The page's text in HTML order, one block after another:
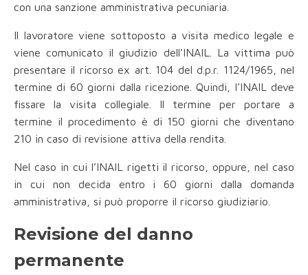
con una sanzione amministrativa pecuniaria.
Il lavoratore viene sottoposto a visita medico legale e
viene comunicato il giudizio dell’INAIL. La vittima può
presentare il ricorso ex art. 104 del d.p.r. 1124/1965, nel
termine di 60 giorni dalla ricezione. Quindi, l’INAIL deve
fissare la visita collegiale. Il termine per portare a
termine il procedimento è di 150 giorni che diventano
210 in caso di revisione attiva della rendita.
Nel caso in cui l’INAIL rigetti il ricorso, oppure, nel caso
in cui non decida entro i 60 giorni dalla domanda
amministrativa, si può proporre il ricorso giudiziario.
Revisione del danno
permanente